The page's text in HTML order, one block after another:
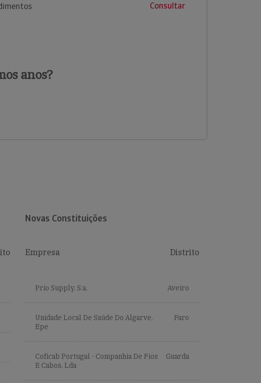
Consultar
anos?
Novas Constituições
Empresa Distrito
Prio Supply, S.a. Aveiro
Unidade Local De Saúde Do Algarve,
Epe
Faro
Coficab Portugal - Companhia De Fios
E Cabos, Lda
Guarda